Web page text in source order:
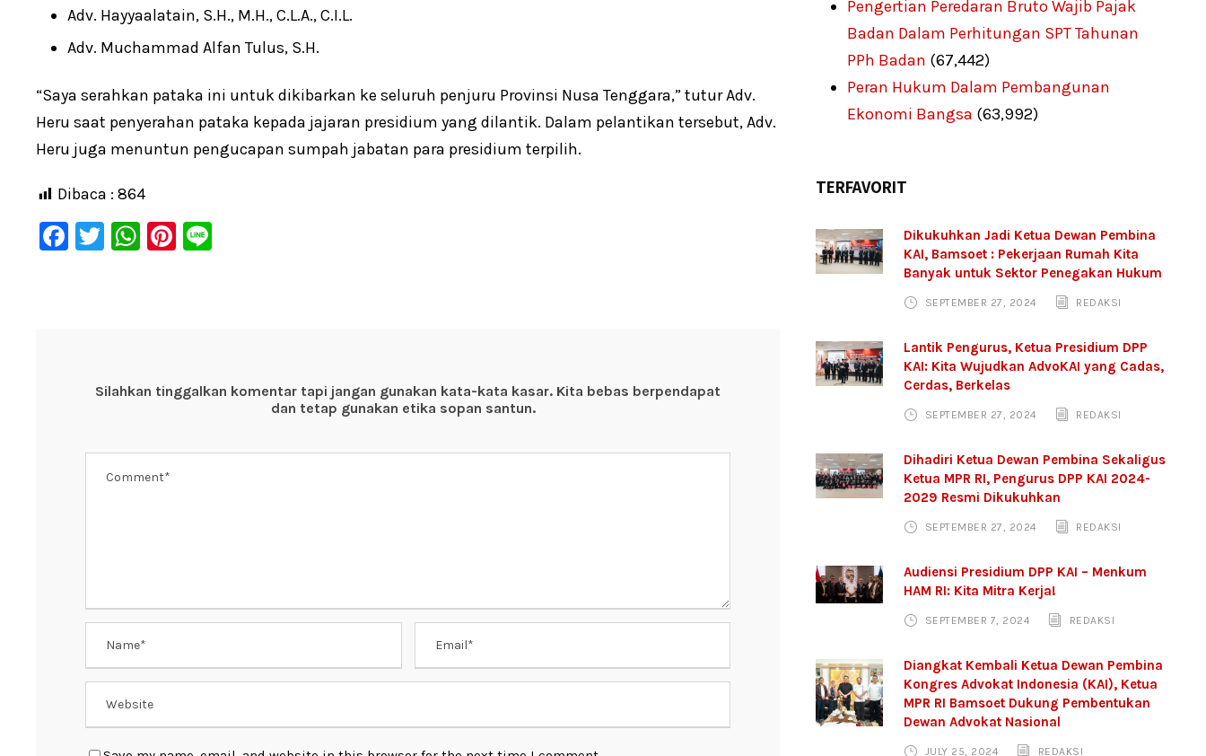
Adv. Hayyaalatain, S.H., M.H., C.L.A., C.I.L.
Adv. Muchammad Alfan Tulus, S.H.
“Saya serahkan pataka ini untuk dikibarkan ke seluruh penjuru Provinsi Nusa Tenggara,” tutur Adv.
Heru saat penyerahan pataka kepada jajaran presidium yang dilantik. Dalam pelantikan tersebut, Adv.
Heru juga menuntun pengucapan sumpah jabatan para presidium terpilih.
Dibaca : 864
F
T
W Pi
Silahkan tinggalkan komentar tapi jangan gunakan kata-kata kasar. Kita bebas berpendapat
dan tetap gunakan etika sopan santun.
Pengertian Peredaran Bruto Wajib Pajak
Badan Dalam Perhitungan SPT Tahunan
PPh Badan (67,442)
Peran Hukum Dalam Pembangunan
Ekonomi Bangsa (63,992)
TERFAVORIT
Dikukuhkan Jadi Ketua Dewan Pembina
KAI, Bamsoet : Pekerjaan Rumah Kita
Banyak untuk Sektor Penegakan Hukum
SEPTEMBER 27, 2024 REDAKSI
Lantik Pengurus, Ketua Presidium DPP
KAI: Kita Wujudkan AdvoKAI yang Cadas,
Cerdas, Berkelas
SEPTEMBER 27, 2024 REDAKSI
Dihadiri Ketua Dewan Pembina Sekaligus
Ketua MPR RI, Pengurus DPP KAI 2024-
2029 Resmi Dikukuhkan
SEPTEMBER 27, 2024 REDAKSI
Audiensi Presidium DPP KAI – Menkum
HAM RI: Kita Mitra Kerja!
SEPTEMBER 7, 2024 REDAKSI
Diangkat Kembali Ketua Dewan Pembina
Kongres Advokat Indonesia (KAI), Ketua
MPR RI Bamsoet Dukung Pembentukan
Dewan Advokat Nasional
JULY 25, 2024 REDAKSI